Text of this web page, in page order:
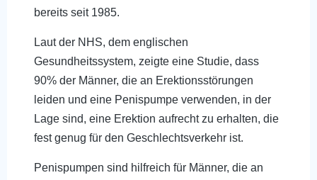
bereits seit 1985.
Laut der NHS, dem englischen
Gesundheitssystem, zeigte eine Studie, dass
90% der Männer, die an Erektionsstörungen
leiden und eine Penispumpe verwenden, in der
Lage sind, eine Erektion aufrecht zu erhalten, die
fest genug für den Geschlechtsverkehr ist.
Penispumpen sind hilfreich für Männer, die an